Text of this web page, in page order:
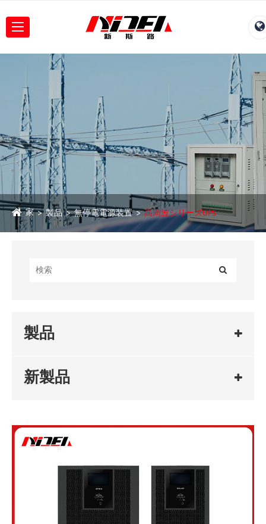
家 製品 無停電電源装置 高周波シリーズUPS
製品
新製品